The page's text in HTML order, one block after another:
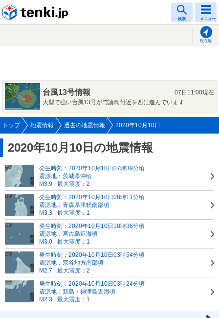
検索 メニュー
現在地
台風13号情報
07日11:00現在
大型で強い台風13号が与論島付近を西に進んでいます
トップ 地震情報 過去の地震情報 2020年10月10日
2020年10月10日の地震情報
発生時刻：2020年10月10日07時39分頃
震源地：茨城県沖頃
M3.9
最大震度：2
発生時刻：2020年10月10日08時11分頃
震源地：青森県津軽南部頃
M3.3
最大震度：1
発生時刻：2020年10月10日18時36分頃
震源地：宮古島近海頃
M3.0
最大震度：1
発生時刻：2020年10月10日03時54分頃
震源地：宗谷地方南部頃
M2.7
最大震度：2
発生時刻：2020年10月10日03時24分頃
震源地：新島・神津島近海頃
M2.3
最大震度：1